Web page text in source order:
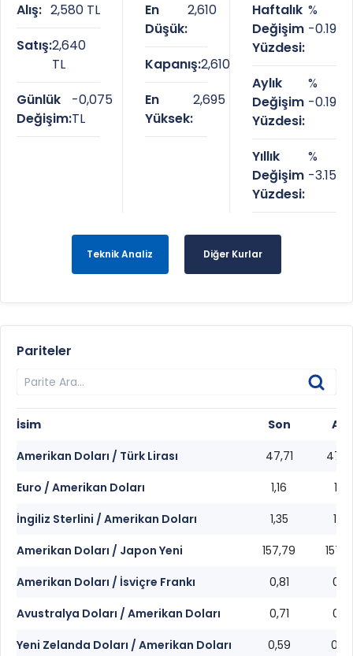
Alış: 2,580 TL
Satış:2,640
TL
Günlük
Değişim:
-0,075
TL
En
Düşük:
2,610
Kapanış:2,610
En
Yüksek:
2,695
Haftalık
Değişim
Yüzdesi:
%
-0.19
Aylık
Değişim
Yüzdesi:
%
-0.19
Yıllık
Değişim
Yüzdesi:
%
-3.15
Teknik Analiz Diğer Kurlar
Pariteler
İsim Son
Alış
Amerikan Doları / Türk Lirası
47,71
Euro / Amerikan Doları
1,16
1,16
İngiliz Sterlini / Amerikan Doları
1,35
1,35
Amerikan Doları / Japon Yeni
157,79
Amerikan Doları / İsviçre Frankı
0,81
0,81
Avustralya Doları / Amerikan Doları
0,71
0,71
Yeni Zelanda Doları / Amerikan Doları
0,59
0,59